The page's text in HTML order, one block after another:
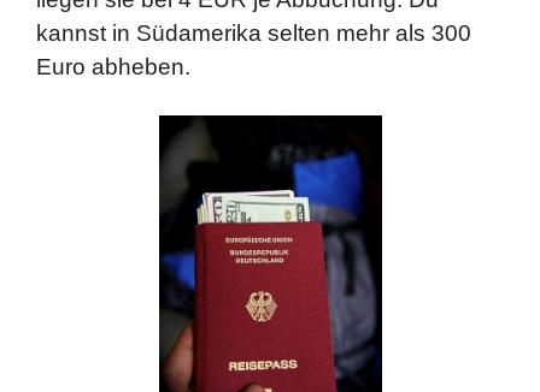
kannst in Südamerika selten mehr als 300
Euro abheben.